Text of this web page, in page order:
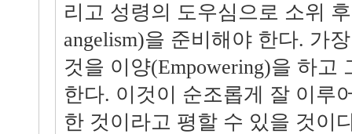
리고 성령의 도우심으로 소위
angelism)을 준비해야 한다. 가
것을 이양(Empowering)을 하고
한다. 이것이 순조롭게 잘 이루
한 것이라고 평할 수 있을 것이